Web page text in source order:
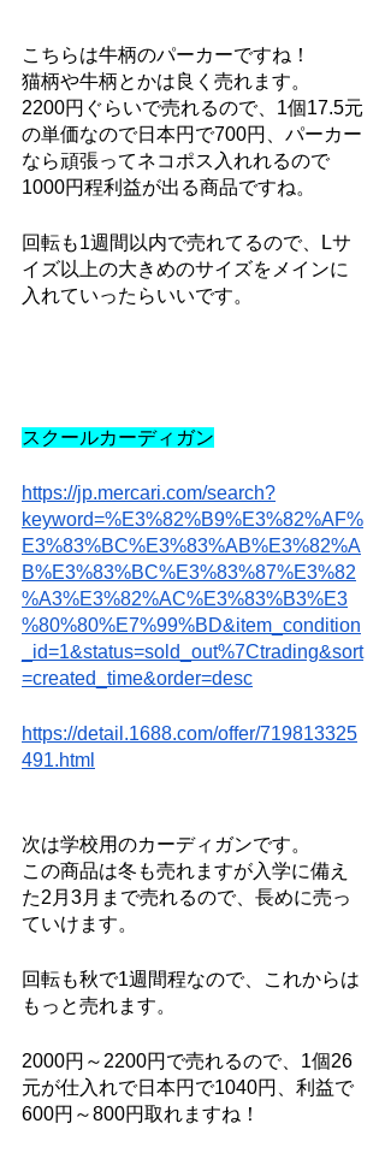
こちらは牛柄のパーカーですね！
猫柄や牛柄とかは良く売れます。
2200円ぐらいで売れるので、1個17.5元
の単価なので日本円で700円、パーカー
なら頑張ってネコポス入れれるので
1000円程利益が出る商品ですね。
回転も1週間以内で売れてるので、Lサ
イズ以上の大きめのサイズをメインに
入れていったらいいです。
スクールカーディガン
https://jp.mercari.com/search?
keyword=%E3%82%B9%E3%82%AF%
E3%83%BC%E3%83%AB%E3%82%A
B%E3%83%BC%E3%83%87%E3%82
%A3%E3%82%AC%E3%83%B3%E3
%80%80%E7%99%BD&item_condition
_id=1&status=sold_out%7Ctrading&sort
=created_time&order=desc
https://detail.1688.com/offer/719813325
491.html
次は学校用のカーディガンです。
この商品は冬も売れますが入学に備え
た2月3月まで売れるので、長めに売っ
ていけます。
回転も秋で1週間程なので、これからは
もっと売れます。
2000円～2200円で売れるので、1個26
元が仕入れで日本円で1040円、利益で
600円～800円取れますね！